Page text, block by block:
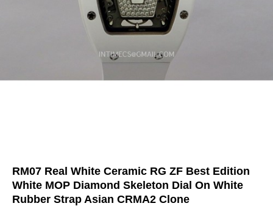
RM07 Real White Ceramic RG ZF Best Edition
White MOP Diamond Skeleton Dial On White
Rubber Strap Asian CRMA2 Clone